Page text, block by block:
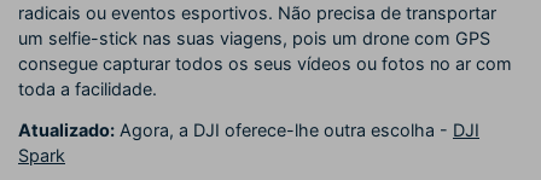
Blog
radicais ou eventos esportivos. Não precisa de transportar
um selfie-stick nas suas viagens, pois um drone com GPS
consegue capturar todos os seus vídeos ou fotos no ar com
toda a facilidade.
Atualizado: Agora, a DJI oferece-lhe outra escolha - DJI
Spark